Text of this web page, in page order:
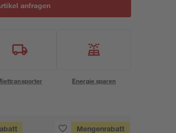
anfragen
Energie sparen
Mengenrabatt